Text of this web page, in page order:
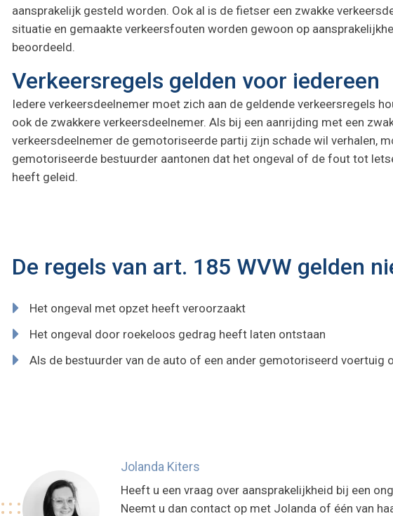
aansprakelijk gesteld worden. Ook al is de fietser een zwakke
situatie en gemaakte verkeersfouten worden gewoon op
beoordeeld.
Verkeersregels gelden voor iedereen
Iedere verkeersdeelnemer moet zich aan de geldende verkeersregels
ook de zwakkere verkeersdeelnemer. Als bij een aanrijding met een
verkeersdeelnemer de gemotoriseerde partij zijn schade wil verhalen,
gemotoriseerde bestuurder aantonen dat het ongeval of de fout tot
heeft geleid.
De regels van art. 185 WVW gelden
Het ongeval met opzet heeft veroorzaakt
Het ongeval door roekeloos gedrag heeft laten ontstaan
Als de bestuurder van de auto of een ander gemotoriseerd voertuig
Jolanda Kiters
Heeft u een vraag over aansprakelijkheid bij een
Neemt u dan contact op met Jolanda of één van